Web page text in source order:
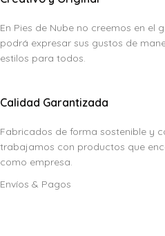
En Pies de Nube no creemos en el
podrá expresar sus gustos de
estilos para todos.
Calidad Garantizada
Fabricados de forma sostenible y
trabajamos con productos que
como empresa.
Envíos & Pagos